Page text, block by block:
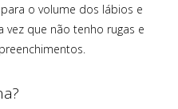
para o volume dos lábios e
que não tenho rugas e